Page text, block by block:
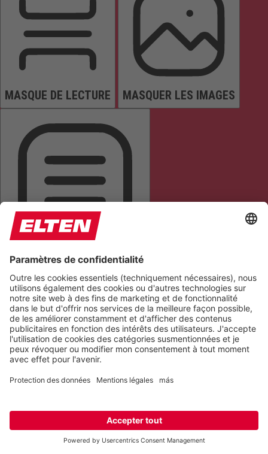
MASQUE DE LECTURE MASQUER LES IMAGES
TOUT METTRE EN ÉVIDENCE
LIRE LA PAGE COUPER LES SONS